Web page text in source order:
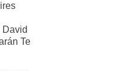
David
Te